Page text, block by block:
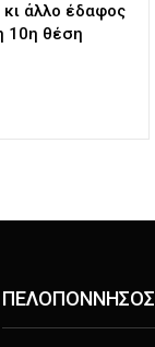
κι άλλο έδαφος
10η θέση
ΠΕΛΟΠΟΝΝΗΣΟΣ